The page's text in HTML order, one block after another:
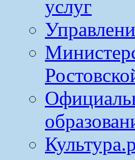
услуг